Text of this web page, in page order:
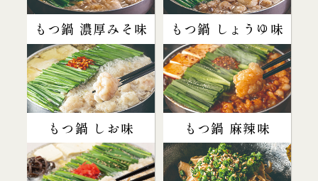
もつ鍋 濃厚みそ味 もつ鍋 しょうゆ味
もつ鍋 しお味 もつ鍋 麻辣味